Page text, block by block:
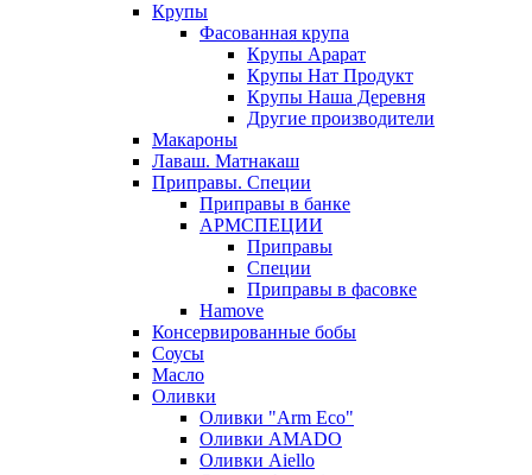
Крупы
Фасованная крупа
Крупы Арарат
Крупы Нат Продукт
Крупы Наша Деревня
Другие производители
Макароны
Лаваш. Матнакаш
Приправы. Специи
Приправы в банке
АРМСПЕЦИИ
Приправы
Специи
Приправы в фасовке
Hamove
Консервированные бобы
Соусы
Масло
Оливки
Оливки "Arm Eco"
Оливки AMADO
Оливки Aiello